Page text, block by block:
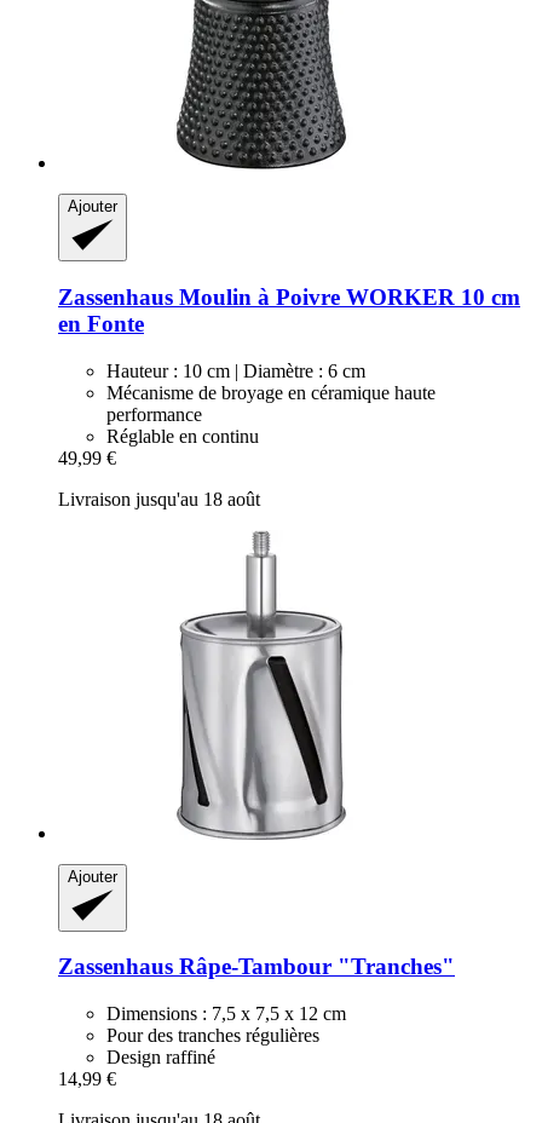
Ajouter
Zassenhaus Moulin à Poivre WORKER 10 cm
en Fonte
Hauteur : 10 cm | Diamètre : 6 cm
Mécanisme de broyage en céramique haute
performance
Réglable en continu
49,99 €
Livraison jusqu'au 18 août
Ajouter
Zassenhaus Râpe-​Tambour "Tranches"
Dimensions : 7,5 x 7,5 x 12 cm
Pour des tranches régulières
Design raffiné
14,99 €